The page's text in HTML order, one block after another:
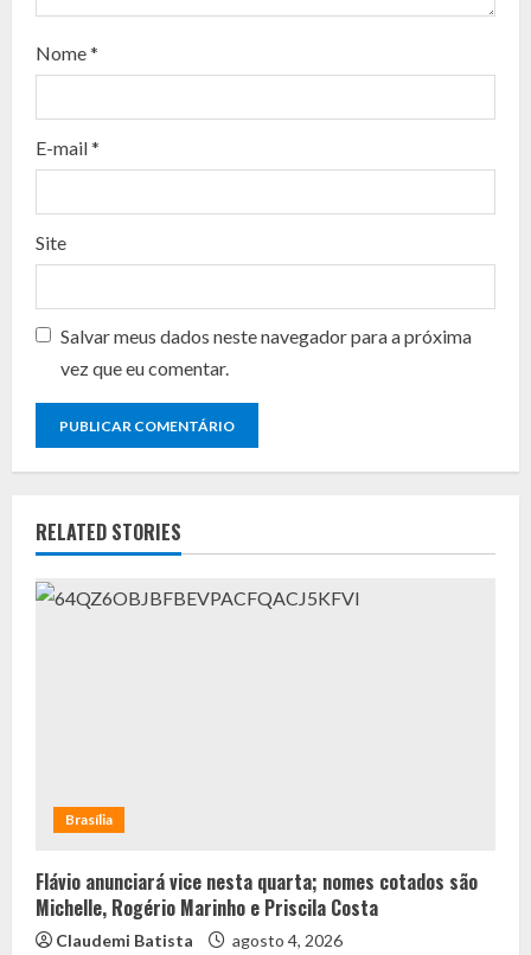
d
n
g
Nome*
E-mail*
Site
Salvar meus dados neste navegador para a próxima
vez que eu comentar.
RELATED STORIES
Brasília
Flávio anunciará vice nesta quarta; nomes cotados são
Michelle, Rogério Marinho e Priscila Costa
Claudemi Batista agosto 4, 2026